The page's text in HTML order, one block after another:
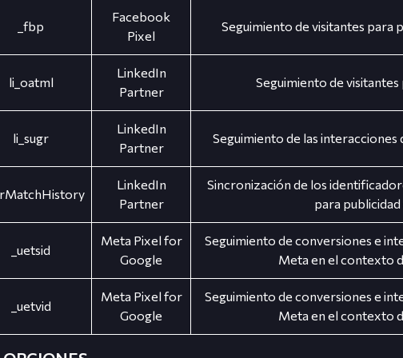
_fbp
Facebook
Pixel
Seguimiento de visitantes para
li_oatml
LinkedIn
Partner
Seguimiento de
li_sugr
LinkedIn
Partner
Seguimiento de las interacciones
LinkedIn
Partner
Sincronización de los
para publicidad
_uetsid
Meta Pixel for
Google
Seguimiento de conversiones e
Meta en el contexto
_uetvid
Meta Pixel for
Google
Seguimiento de conversiones e
Meta en el contexto